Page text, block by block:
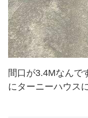
間口が3.4Mなんで
にターニーハウス